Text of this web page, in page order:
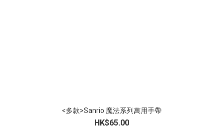
<多款>Sanrio 魔法系列萬用手帶
HK$65.00